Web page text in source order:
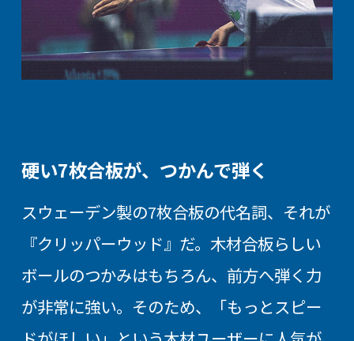
硬い7枚合板が、つかんで弾く
スウェーデン製の7枚合板の代名詞、それが
『クリッパーウッド』だ。木材合板らしい
ボールのつかみはもちろん、前方へ弾く力
が非常に強い。そのため、「もっとスピー